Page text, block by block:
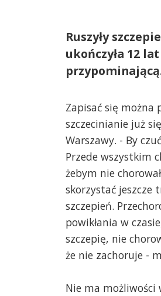
Ruszyły
ukończyła 12
Zapisać się można
szczecinianie już
Warszawy. - By
Przede wszystkim
żebym nie
skorzystać jeszcze
szczepień.
powikłania w
szczepię, nie
że nie zachoruje -
Nie ma